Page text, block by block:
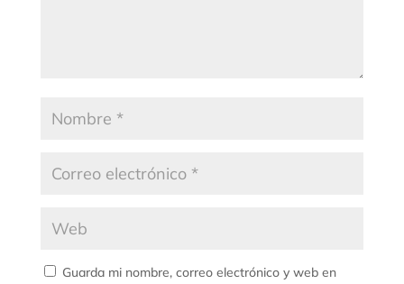
Guarda mi nombre, correo electrónico y web en